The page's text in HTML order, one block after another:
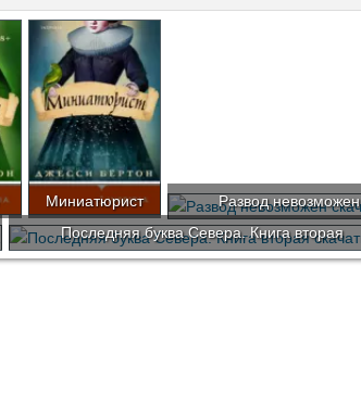
Миниатюрист
Развод невозможен
Последняя буква Севера. Книга вторая